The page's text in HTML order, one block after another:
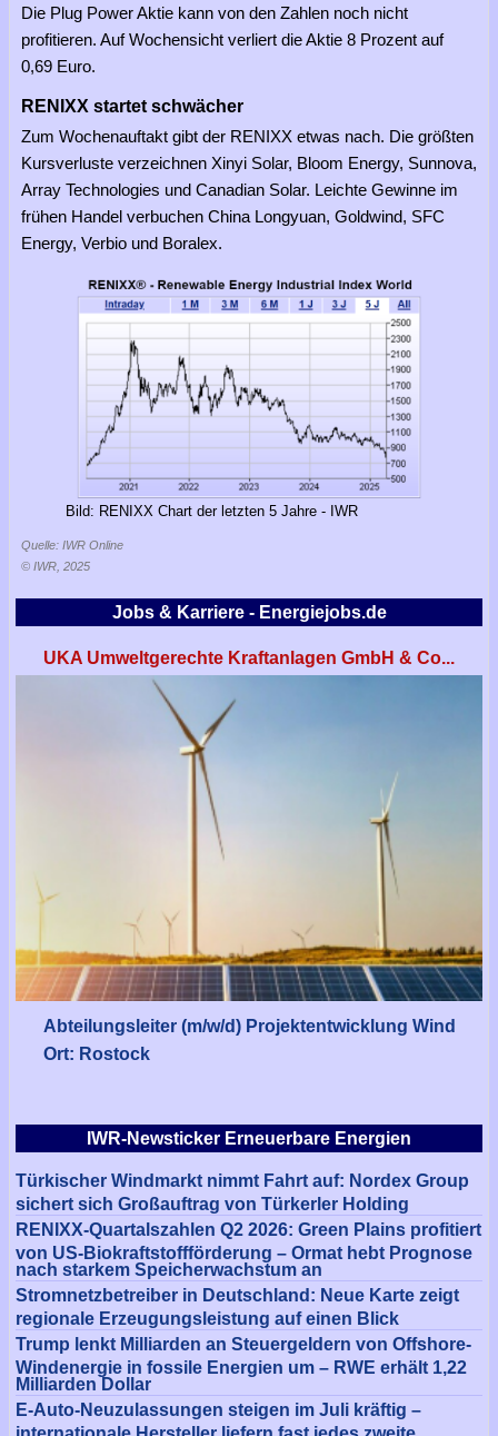
Die Plug Power Aktie kann von den Zahlen noch nicht
profitieren. Auf Wochensicht verliert die Aktie 8 Prozent auf
0,69 Euro.
RENIXX startet schwächer
Zum Wochenauftakt gibt der RENIXX etwas nach. Die größten
Kursverluste verzeichnen Xinyi Solar, Bloom Energy, Sunnova,
Array Technologies und Canadian Solar. Leichte Gewinne im
frühen Handel verbuchen China Longyuan, Goldwind, SFC
Energy, Verbio und Boralex.
Bild: RENIXX Chart der letzten 5 Jahre - IWR
Quelle: IWR Online
© IWR, 2025
Jobs & Karriere - Energiejobs.de
UKA Umweltgerechte Kraftanlagen GmbH & Co...
Abteilungsleiter (m/w/d) Projektentwicklung Wind
Ort: Rostock
IWR-Newsticker Erneuerbare Energien
Türkischer Windmarkt nimmt Fahrt auf: Nordex Group
sichert sich Großauftrag von Türkerler Holding
RENIXX-Quartalszahlen Q2 2026: Green Plains profitiert
von US-Biokraftstoffförderung – Ormat hebt Prognose
nach starkem Speicherwachstum an
Stromnetzbetreiber in Deutschland: Neue Karte zeigt
regionale Erzeugungsleistung auf einen Blick
Trump lenkt Milliarden an Steuergeldern von Offshore-
Windenergie in fossile Energien um – RWE erhält 1,22
Milliarden Dollar
E-Auto-Neuzulassungen steigen im Juli kräftig –
internationale Hersteller liefern fast jedes zweite